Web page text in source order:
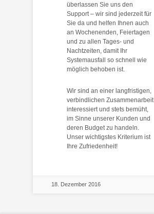
überlassen Sie uns den
Support – wir sind jederzeit für
Sie da und helfen Ihnen auch
an Wochenenden, Feiertagen
und zu allen Tages- und
Nachtzeiten, damit Ihr
Systemausfall so schnell wie
möglich behoben ist.
Wir sind an einer langfristigen,
verbindlichen Zusammenarbeit
interessiert und stets bemüht,
im Sinne unserer Kunden und
deren Budget zu handeln.
Unser wichtigstes Kriterium ist
Ihre Zufriedenheit!
18. Dezember 2016